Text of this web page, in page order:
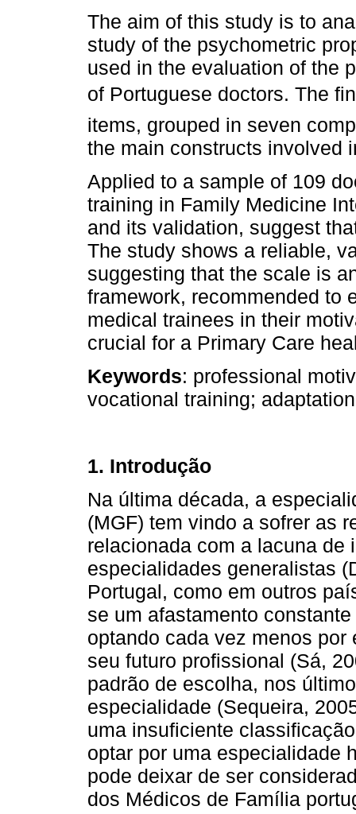
The aim of this study is to
study of the psychometric
used in the evaluation of the
of Portuguese doctors. The
items, grouped in seven
the main constructs involved
Applied to a sample of 109
training in Family Medicine
and its validation, suggest
The study shows a reliable,
suggesting that the scale is
framework, recommended to
medical trainees in their
crucial for a Primary Care
Keywords: professional
vocational training;
1. Introdução
Na última década, a
(MGF) tem vindo a sofrer as
relacionada com a lacuna de
especialidades generalistas
Portugal, como em outros
se um afastamento
optando cada vez menos por
seu futuro profissional (Sá,
padrão de escolha, nos
especialidade (Sequeira,
uma insuficiente
optar por uma especialidade
pode deixar de ser
dos Médicos de Família